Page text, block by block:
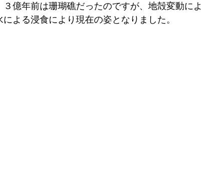
億年前は珊瑚礁だったのですが、地殻変動によ
よる浸食により現在の姿となりました。